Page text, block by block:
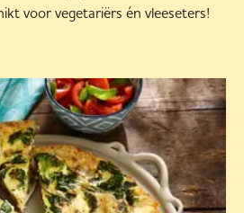
voor vegetariërs én vleeseters!